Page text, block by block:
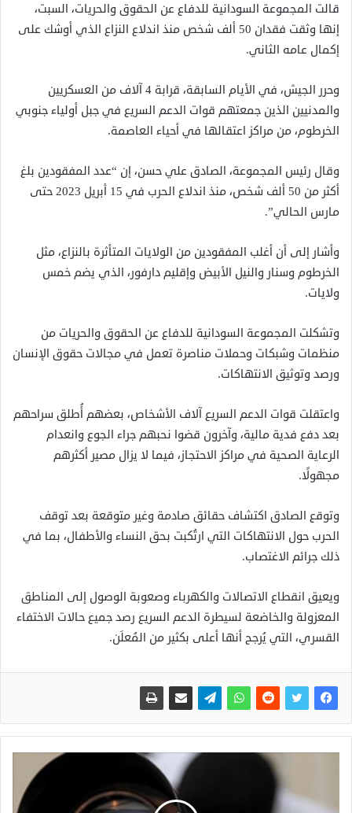
قالت المجموعة السودانية للدفاع عن الحقوق والحريات، السبت،
إنها وثقت فقدان 50 ألف شخص منذ اندلاع النزاع الذي أوشك على
إكمال عامه الثاني.
وحرر الجيش، في الأيام السابقة، قرابة 4 آلاف من العسكريين
والمدنيين الذين جمعتهم قوات الدعم السريع في جبل أولياء جنوبي
الخرطوم، من مراكز اعتقالها في أحياء العاصمة.
وقال رئيس المجموعة، الصادق علي حسن، إن “عدد المفقودين بلغ
أكثر من 50 ألف شخص، منذ اندلاع الحرب في 15 أبريل 2023 حتى
مارس الحالي”.
وأشار إلى أن أغلب المفقودين من الولايات المتأثرة بالنزاع، مثل
الخرطوم وسنار والنيل الأبيض وإقليم دارفور، الذي يضم خمس
ولايات.
وتشكلت المجموعة السودانية للدفاع عن الحقوق والحريات من
منظمات وشبكات وحملات مناصرة تعمل في مجالات حقوق الإنسان
ورصد وتوثيق الانتهاكات.
واعتقلت قوات الدعم السريع آلاف الأشخاص، بعضهم أُطلق سراحهم
بعد دفع فدية مالية، وآخرون قضوا نحبهم جراء الجوع وانعدام
الرعاية الصحية في مراكز الاحتجاز، فيما لا يزال مصير أكثرهم
مجهولًا.
وتوقع الصادق اكتشاف حقائق صادمة وغير متوقعة بعد توقف
الحرب حول الانتهاكات التي ارتُكبت بحق النساء والأطفال، بما في
ذلك جرائم الاغتصاب.
ويعيق انقطاع الاتصالات والكهرباء وصعوبة الوصول إلى المناطق
المعزولة والخاضعة لسيطرة الدعم السريع رصد جميع حالات الاختفاء
القسري، التي يُرجح أنها أعلى بكثير من المُعلَن.